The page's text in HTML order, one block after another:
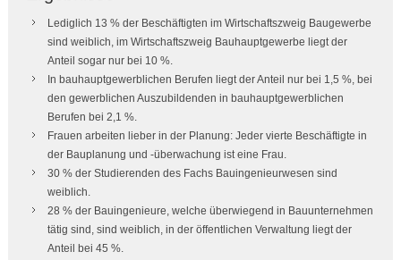
Lediglich 13 % der Beschäftigten im Wirtschaftszweig Baugewerbe
sind weiblich, im Wirtschaftszweig Bauhauptgewerbe liegt der
Anteil sogar nur bei 10 %.
In bauhauptgewerblichen Berufen liegt der Anteil nur bei 1,5 %, bei
den gewerblichen Auszubildenden in bauhauptgewerblichen
Berufen bei 2,1 %.
Frauen arbeiten lieber in der Planung: Jeder vierte Beschäftigte in
der Bauplanung und -überwachung ist eine Frau.
30 % der Studierenden des Fachs Bauingenieurwesen sind
weiblich.
28 % der Bauingenieure, welche überwiegend in Bauunternehmen
tätig sind, sind weiblich, in der öffentlichen Verwaltung liegt der
Anteil bei 45 %.